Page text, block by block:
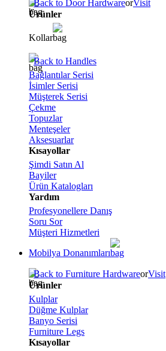
Back to Door HardwareorVisit
Ürünler
Kollar
Back to Handles
Bağlantılar Serisi
İsimler Serisi
Müşterek Serisi
Çekme
Topuzlar
Menteşeler
Aksesuarlar
Kısayollar
Şimdi Satın Al
Bayiler
Ürün Katalogları
Yardım
Profesyonellere Danış
Soru Sor
Müşteri Hizmetleri
Mobilya Donanımları
Back to Furniture HardwareorVisit
Ürünler
Kulplar
Düğme Kulplar
Banyo Serisi
Furniture Legs
Kısayollar